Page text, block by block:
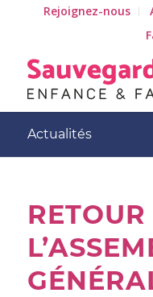
Rejoignez-nous
Actualités
RETOUR